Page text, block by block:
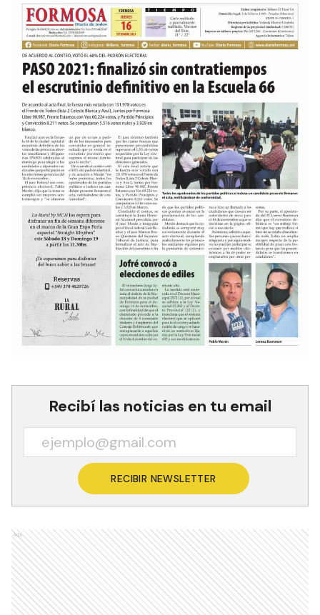
Recibí las noticias en tu email
RECIBIR NEWSLETTER
Ads